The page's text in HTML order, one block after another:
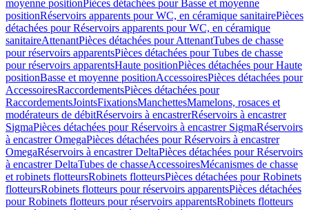
moyenne positionPièces détachées pour Basse et moyenne
positionRéservoirs apparents pour WC, en céramique sanitairePièces
détachées pour Réservoirs apparents pour WC, en céramique
sanitaireAttenantPièces détachées pour AttenantTubes de chasse
pour réservoirs apparentsPièces détachées pour Tubes de chasse
pour réservoirs apparentsHaute positionPièces détachées pour Haute
positionBasse et moyenne positionAccessoiresPièces détachées pour
AccessoiresRaccordementsPièces détachées pour
RaccordementsJointsFixationsManchettesMamelons, rosaces et
modérateurs de débitRéservoirs à encastrerRéservoirs à encastrer
SigmaPièces détachées pour Réservoirs à encastrer SigmaRéservoirs
à encastrer OmegaPièces détachées pour Réservoirs à encastrer
OmegaRéservoirs à encastrer DeltaPièces détachées pour Réservoirs
à encastrer DeltaTubes de chasseAccessoiresMécanismes de chasse
et robinets flotteursRobinets flotteursPièces détachées pour Robinets
flotteursRobinets flotteurs pour réservoirs apparentsPièces détachées
pour Robinets flotteurs pour réservoirs apparentsRobinets flotteurs